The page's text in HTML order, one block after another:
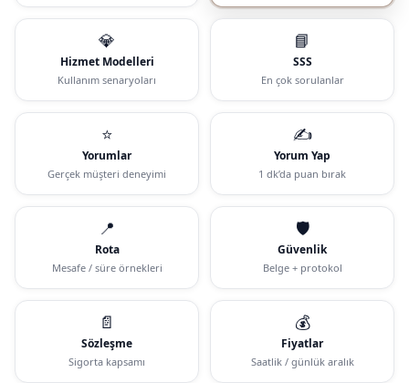
💎
Hizmet Modelleri
Kullanım senaryoları
📘
SSS
En çok sorulanlar
⭐
Yorumlar
Gerçek müşteri deneyimi
✍️
Yorum Yap
1 dk’da puan bırak
📍
Rota
Mesafe / süre örnekleri
🛡️
Güvenlik
Belge + protokol
📄
Sözleşme
Sigorta kapsamı
💰
Fiyatlar
Saatlik / günlük aralık